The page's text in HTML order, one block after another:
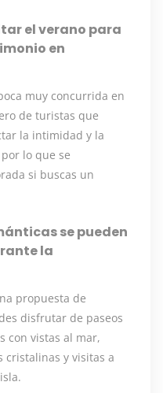
el verano para
en
muy concurrida en
de turistas que
la intimidad y la
lo que se
si buscas un
se pueden
la
propuesta de
disfrutar de paseos
con vistas al mar,
cristalinas y visitas a